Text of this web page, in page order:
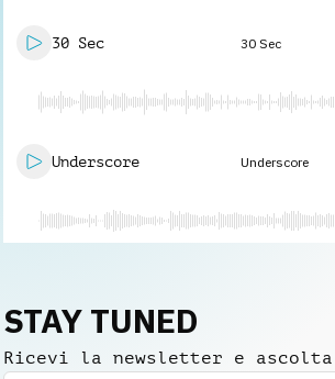
30 Sec 30 Sec
Underscore Underscore
STAY TUNED
Ricevi la newsletter e